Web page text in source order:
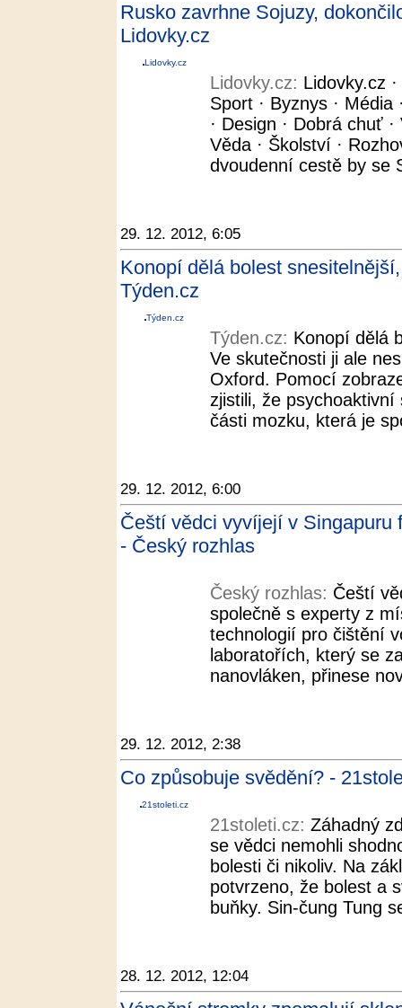
Rusko zavrhne Sojuzy,
Lidovky.cz
Lidovky.cz
Lidovky.cz: Lidovky.cz
Sport · Byznys ·
· Design · Dobrá chuť
Věda · Školství ·
dvoudenní cestě by se
29. 12. 2012, 6:05
Konopí dělá bolest
Týden.cz
Týden.cz
Týden.cz: Konopí dělá
Ve skutečnosti ji ale
Oxford. Pomocí
zjistili, že
části mozku, která je
29. 12. 2012, 6:00
Čeští vědci vyvíjejí v Singapuru
- Český rozhlas
Český rozhlas: Čeští
společně s experty z
technologií pro čištění
laboratořích, který se
nanovláken, přinese
29. 12. 2012, 2:38
Co způsobuje svědění? -
21stoleti.cz
21stoleti.cz: Záhadný
se vědci nemohli
bolesti či nikoliv. Na
potvrzeno, že bolest a
buňky. Sin-čung Tung
28. 12. 2012, 12:04